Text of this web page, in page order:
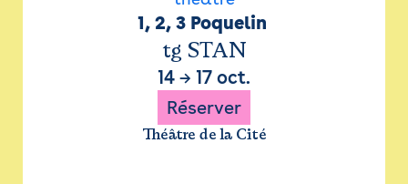
1, 2, 3 Poquelin
tg STAN
14 → 17 oct.
Réserver
Théâtre de la Cité